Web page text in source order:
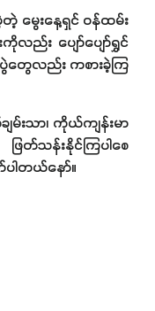
တဲ့ မွေးနေ့ရှင် ဝန်ထမ်း
ည်း ပျော်ပျော်ရွှင်
ပွဲတွေလည်း ကစားခဲ့ကြ
ျမ်းသာ၊ ကိုယ်ကျန်းမာ
ြတ်သန်းနိုင်ကြပါစေ
ပါတယ်နော်။